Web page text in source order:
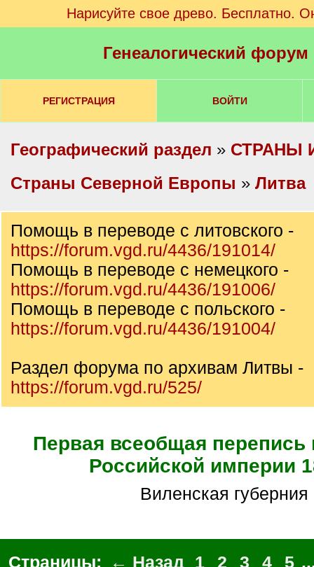
Нарисуйте свое древо. Бесплатно.
Генеалогический
РЕГИСТРАЦИЯ ВОЙТИ
Географический раздел » СТРАНЫ
Cтраны Северной Европы » Литва
Помощь в переводе с литовского -
https://forum.vgd.ru/4436/191014/
Помощь в переводе с немецкого -
https://forum.vgd.ru/4436/191006/
Помощь в переводе с польского -
https://forum.vgd.ru/4436/191004/
Раздел форума по архивам Литвы -
https://forum.vgd.ru/525/
Первая всеобщая перепись
Российской империи
Виленская губерния
Страницы: ← Назад 1 2 3 4 5